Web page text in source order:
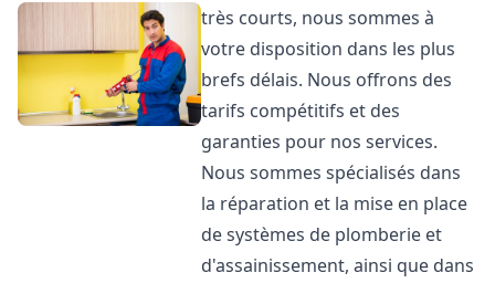
très courts, nous sommes à
votre disposition dans les plus
brefs délais. Nous offrons des
tarifs compétitifs et des
garanties pour nos services.
Nous sommes spécialisés dans
la réparation et la mise en place
de systèmes de plomberie et
d'assainissement, ainsi que dans